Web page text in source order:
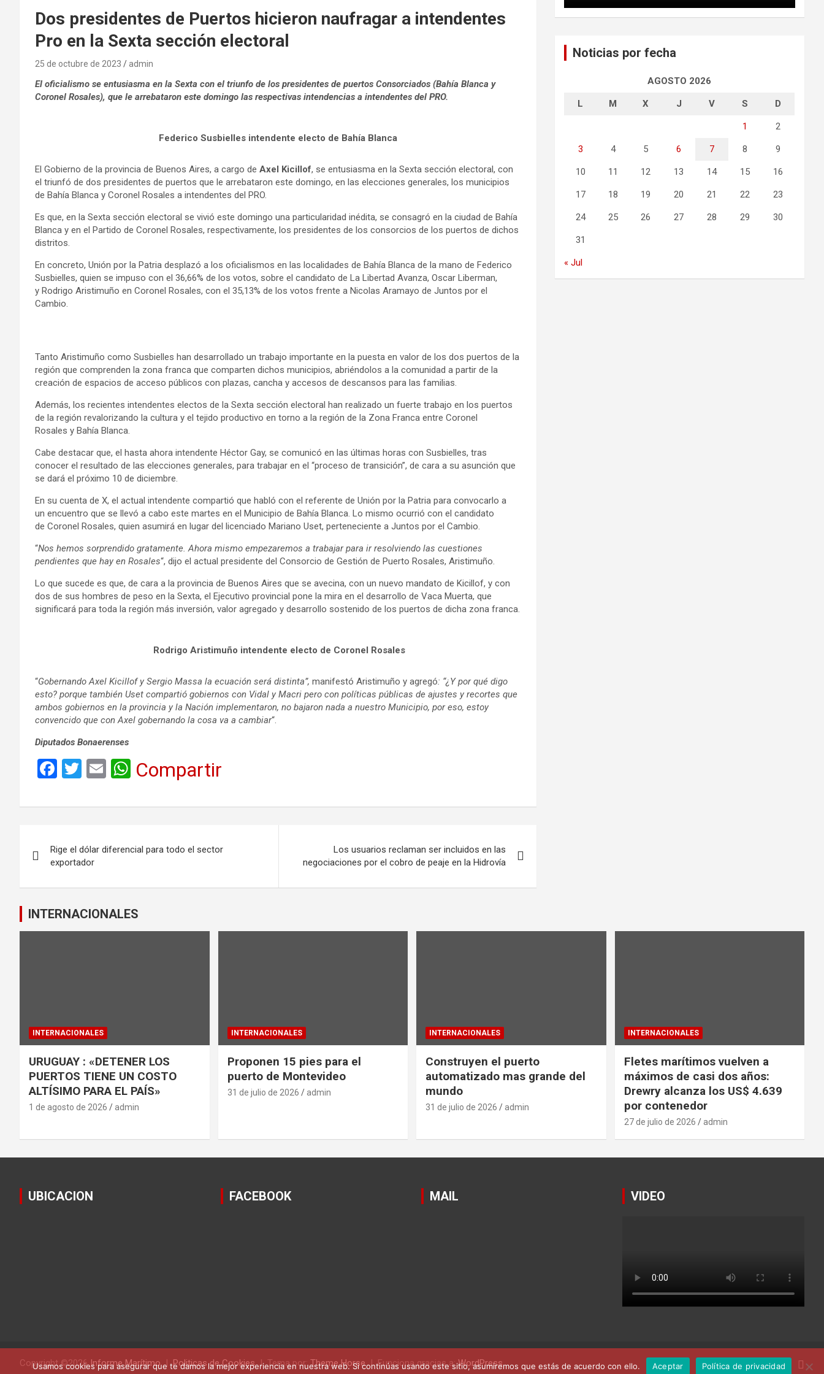
Dos presidentes de Puertos hicieron naufragar a intendentes
Pro en la Sexta sección electoral
25 de octubre de 2023 admin
El oficialismo se entusiasma en la Sexta con el triunfo de los presidentes de puertos Consorciados (Bahía Blanca y
Coronel Rosales), que le arrebataron este domingo las respectivas intendencias a intendentes del PRO.
Federico Susbielles intendente electo de Bahía Blanca
El Gobierno de la provincia de Buenos Aires, a cargo de Axel Kicillof, se entusiasma en la Sexta sección electoral, con
el triunfó de dos presidentes de puertos que le arrebataron este domingo, en las elecciones generales, los municipios
de Bahía Blanca y Coronel Rosales a intendentes del PRO.
Es que, en la Sexta sección electoral se vivió este domingo una particularidad inédita, se consagró en la ciudad de Bahía
Blanca y en el Partido de Coronel Rosales, respectivamente, los presidentes de los consorcios de los puertos de dichos
distritos.
En concreto, Unión por la Patria desplazó a los oficialismos en las localidades de Bahía Blanca de la mano de Federico
Susbielles, quien se impuso con el 36,66% de los votos, sobre el candidato de La Libertad Avanza, Oscar Liberman,
y Rodrigo Aristimuño en Coronel Rosales, con el 35,13% de los votos frente a Nicolas Aramayo de Juntos por el
Cambio.
Tanto Aristimuño como Susbielles han desarrollado un trabajo importante en la puesta en valor de los dos puertos de la
región que comprenden la zona franca que comparten dichos municipios, abriéndolos a la comunidad a partir de la
creación de espacios de acceso públicos con plazas, cancha y accesos de descansos para las familias.
Además, los recientes intendentes electos de la Sexta sección electoral han realizado un fuerte trabajo en los puertos
de la región revalorizando la cultura y el tejido productivo en torno a la región de la Zona Franca entre Coronel
Rosales y Bahía Blanca.
Cabe destacar que, el hasta ahora intendente Héctor Gay, se comunicó en las últimas horas con Susbielles, tras
conocer el resultado de las elecciones generales, para trabajar en el “proceso de transición”, de cara a su asunción que
se dará el próximo 10 de diciembre.
En su cuenta de X, el actual intendente compartió que habló con el referente de Unión por la Patria para convocarlo a
un encuentro que se llevó a cabo este martes en el Municipio de Bahía Blanca. Lo mismo ocurrió con el candidato
de Coronel Rosales, quien asumirá en lugar del licenciado Mariano Uset, perteneciente a Juntos por el Cambio.
“Nos hemos sorprendido gratamente. Ahora mismo empezaremos a trabajar para ir resolviendo las cuestiones
pendientes que hay en Rosales“, dijo el actual presidente del Consorcio de Gestión de Puerto Rosales, Aristimuño.
Lo que sucede es que, de cara a la provincia de Buenos Aires que se avecina, con un nuevo mandato de Kicillof, y con
dos de sus hombres de peso en la Sexta, el Ejecutivo provincial pone la mira en el desarrollo de Vaca Muerta, que
significará para toda la región más inversión, valor agregado y desarrollo sostenido de los puertos de dicha zona franca.
Rodrigo Aristimuño intendente electo de Coronel Rosales
“Gobernando Axel Kicillof y Sergio Massa la ecuación será distinta”, manifestó Aristimuño y agregó: “¿Y por qué digo
esto? porque también Uset compartió gobiernos con Vidal y Macri pero con políticas públicas de ajustes y recortes que
ambos gobiernos en la provincia y la Nación implementaron, no bajaron nada a nuestro Municipio, por eso, estoy
convencido que con Axel gobernando la cosa va a cambiar“.
Diputados Bonaerenses
F
ce
o
o
k
T
tt
E
ail
W
at
A
p
Compartir
de
entradas
Rige el dólar diferencial para todo el sector
exportador
Los usuarios reclaman ser incluidos en las
negociaciones por el cobro de peaje en la Hidrovía
Noticias por fecha
AGOSTO 2026
L M X J V S D
1 2
3 4 5 6 7 8 9
10 11 12 13 14 15 16
17 18 19 20 21 22 23
24 25 26 27 28 29 30
31
« Jul
INTERNACIONALES
INTERNACIONALES
URUGUAY : «DETENER LOS
PUERTOS TIENE UN COSTO
ALTÍSIMO PARA EL PAÍS»
1 de agosto de 2026 admin
INTERNACIONALES
Proponen 15 pies para el
puerto de Montevideo
31 de julio de 2026 admin
INTERNACIONALES
Construyen el puerto
automatizado mas grande del
mundo
31 de julio de 2026 admin
INTERNACIONALES
Fletes marítimos vuelven a
máximos de casi dos años:
Drewry alcanza los US$ 4.639
por contenedor
27 de julio de 2026 admin
UBICACION FACEBOOK MAIL VIDEO
Copyright ©2026Informe Marítimo Politicas de Cookies Tema por:Theme Horse Funciona gracias a:WordPress
Usamos cookies para asegurar que te damos la mejor experiencia en nuestra web. Si continúas usando este sitio, asumiremos que estás de acuerdo con ello. Aceptar Política de privacidad